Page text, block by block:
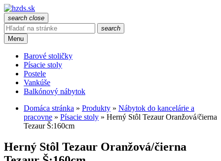
search close
search
Menu
Barové stoličky
Písacie stoly
Postele
Vankúše
Balkónový nábytok
Domáca stránka » Produkty » Nábytok do kancelárie a
pracovne » Písacie stoly » Herný Stôl Tezaur Oranžová/čierna
Tezaur Š:160cm
Herný Stôl Tezaur Oranžová/čierna